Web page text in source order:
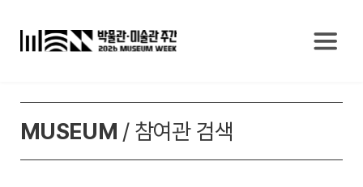
MUSEUM / 참여관 검색